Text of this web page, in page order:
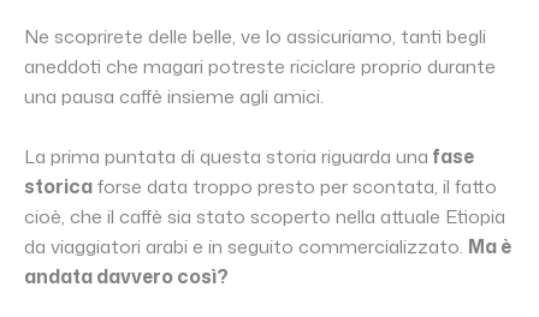
Ne scoprirete delle belle, ve lo assicuriamo, tanti begli
aneddoti che magari potreste riciclare proprio durante
una pausa caffè insieme agli amici.
La prima puntata di questa storia riguarda una fase
storicaforse data troppo presto per scontata, il fatto
cioè, che il caffè sia stato scoperto nella attuale Etiopia
da viaggiatori arabi e in seguito commercializzato. Ma è
andata davvero così?